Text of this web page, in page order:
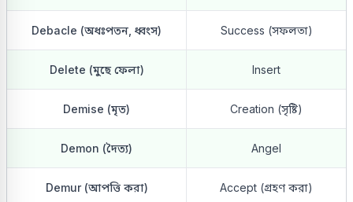
Debacle (অধঃপতন, ধ্বংস) Success (সফলতা)
Delete (মুছে ফেলা) Insert
Demise (মৃত) Creation (সৃষ্টি)
Demon (দৈত্য) Angel
Demur (আপত্তি করা) Accept (গ্রহণ করা)